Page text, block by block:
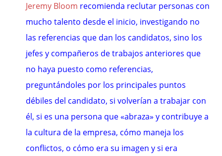
Jeremy Bloom recomienda reclutar personas con
mucho talento desde el inicio, investigando no
las referencias que dan los candidatos, sino los
jefes y compañeros de trabajos anteriores que
no haya puesto como referencias,
preguntándoles por los principales puntos
débiles del candidato, si volverían a trabajar con
él, si es una persona que «abraza» y contribuye a
la cultura de la empresa, cómo maneja los
conflictos, o cómo era su imagen y si era